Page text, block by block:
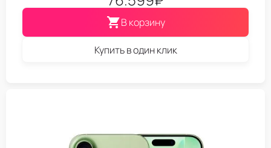
В корзину
Купить в один клик